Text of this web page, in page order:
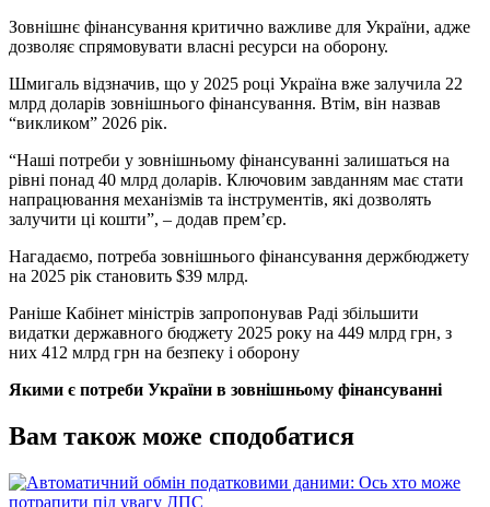
Зовнішнє фінансування критично важливе для України, адже
дозволяє спрямовувати власні ресурси на оборону.
Шмигаль відзначив, що у 2025 році Україна вже залучила 22
млрд доларів зовнішнього фінансування. Втім, він назвав
“викликом” 2026 рік.
“Наші потреби у зовнішньому фінансуванні залишаться на
рівні понад 40 млрд доларів. Ключовим завданням має стати
напрацювання механізмів та інструментів, які дозволять
залучити ці кошти”, – додав прем’єр.
Нагадаємо, потреба зовнішнього фінансування держбюджету
на 2025 рік становить $39 млрд.
Раніше Кабінет міністрів запропонував Раді збільшити
видатки державного бюджету 2025 року на 449 млрд грн, з
них 412 млрд грн на безпеку і оборону
Якими є потреби України в зовнішньому фінансуванні
Вам також може сподобатися